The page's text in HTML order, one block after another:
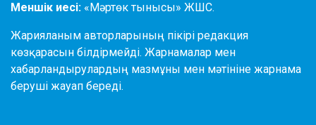
Меншік иесі: «Мәртөк тынысы» ЖШС.
Жарияланым авторларының пікірі редакция
көзқарасын білдірмейді. Жарнамалар мен
хабарландырулардың мазмұны мен мәтініне жарнама
беруші жауап береді.